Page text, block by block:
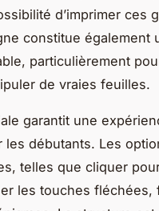
d’imprimer ces
constitue également
particulièrement
de vraies feuilles.
garantit une
les débutants. Les
telles que cliquer
les touches fléchées,